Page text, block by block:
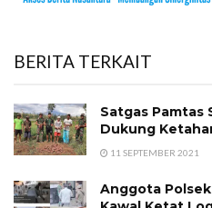
BERITA TERKAIT
Satgas Pamtas
Dukung
11 SEPTEMBER 2021
Anggota